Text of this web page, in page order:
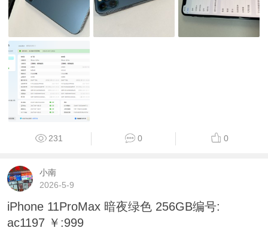
231 0 0
小南
2026-5-9
iPhone 11ProMax 暗夜绿色 256GB编号:
ac1197 ￥:999